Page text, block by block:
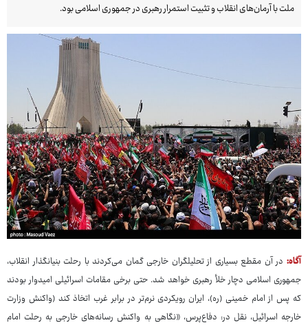
ملت با آرمان‌های انقلاب و تثبیت استمرار رهبری در جمهوری اسلامی بود.
آگاه: در آن مقطع بسیاری از تحلیلگران خارجی گمان می‌کردند با رحلت بنیانگذار انقلاب،
جمهوری اسلامی دچار خلأ رهبری خواهد شد. حتی برخی مقامات اسرائیلی امیدوار بودند
که پس از امام خمینی (ره)، ایران رویکردی نرم‌تر در برابر غرب اتخاذ کند (واکنش وزارت
خارجه اسرائیل، نقل در: دفاع‌پرس، «نگاهی به واکنش رسانه‌های خارجی به رحلت امام